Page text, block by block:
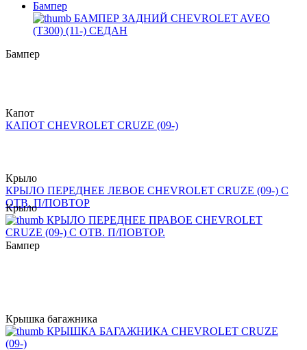
Бампер
БАМПЕР ЗАДНИЙ CHEVROLET AVEO
(T300) (11-) СЕДАН
Бампер
Капот
КАПОТ CHEVROLET CRUZE (09-)
Крыло
КРЫЛО ПЕРЕДНЕЕ ЛЕВОЕ CHEVROLET CRUZE (09-) С
ОТВ. П/ПОВТОР
Крыло
КРЫЛО ПЕРЕДНЕЕ ПРАВОЕ CHEVROLET
CRUZE (09-) С ОТВ. П/ПОВТОР.
Бампер
Крышка багажника
КРЫШКА БАГАЖНИКА CHEVROLET CRUZE
(09-)